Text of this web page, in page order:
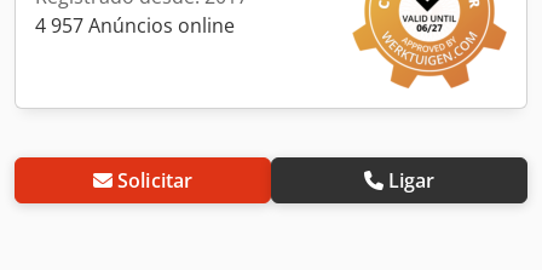
4 957 Anúncios online
Solicitar Ligar